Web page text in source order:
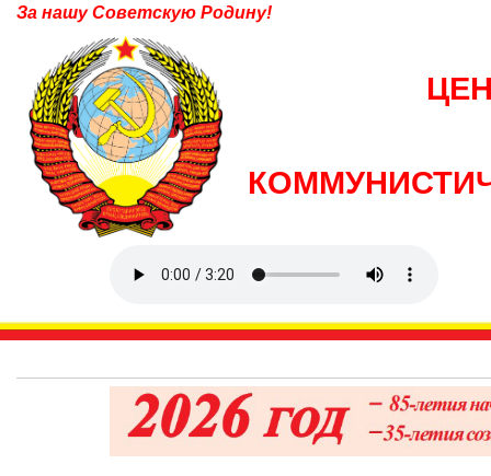
За нашу Советскую Родину!